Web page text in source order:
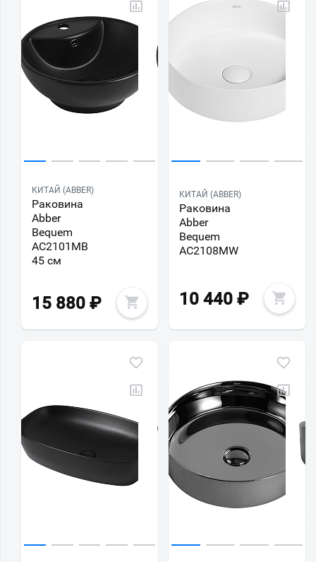
КИТАЙ (ABBER)
Раковина
Abber
Bequem
AC2101MB
45 см
15 880 ₽
КИТАЙ (ABBER)
Раковина
Abber
Bequem
AC2108MW
10 440 ₽